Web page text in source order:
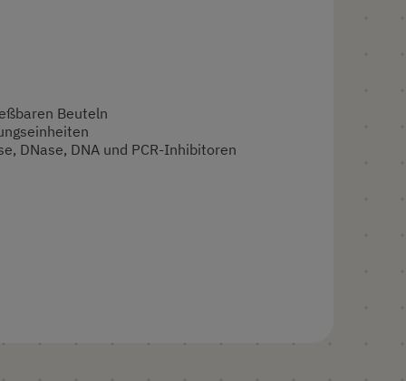
Beuteln
DNase, DNA und PCR-Inhibitoren